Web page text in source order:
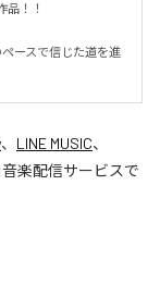
品！！
ースで信じた道を進
、 LINE MUSIC、
楽配信サービスで